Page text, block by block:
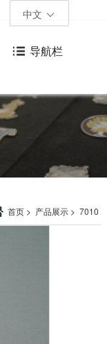
中文
导航栏
首页 > 产品展示 > 7010